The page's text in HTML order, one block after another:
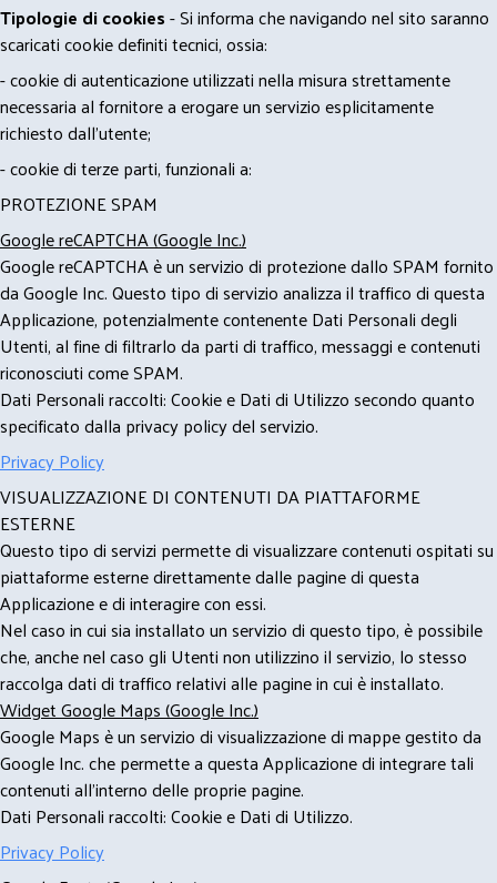
Tipologie di cookies- Si informa che navigando nel sito saranno
scaricati cookie definiti tecnici, ossia:
- cookie di autenticazione utilizzati nella misura strettamente
necessaria al fornitore a erogare un servizio esplicitamente
richiesto dall'utente;
- cookie di terze parti, funzionali a:
PROTEZIONE SPAM
Google reCAPTCHA (Google Inc.)
Google reCAPTCHA è un servizio di protezione dallo SPAM fornito
da Google Inc. Questo tipo di servizio analizza il traffico di questa
Applicazione, potenzialmente contenente Dati Personali degli
Utenti, al fine di filtrarlo da parti di traffico, messaggi e contenuti
riconosciuti come SPAM.
Dati Personali raccolti: Cookie e Dati di Utilizzo secondo quanto
specificato dalla privacy policy del servizio.
Privacy Policy
VISUALIZZAZIONE DI CONTENUTI DA PIATTAFORME
ESTERNE
Questo tipo di servizi permette di visualizzare contenuti ospitati su
piattaforme esterne direttamente dalle pagine di questa
Applicazione e di interagire con essi.
Nel caso in cui sia installato un servizio di questo tipo, è possibile
che, anche nel caso gli Utenti non utilizzino il servizio, lo stesso
raccolga dati di traffico relativi alle pagine in cui è installato.
Widget Google Maps (Google Inc.)
Google Maps è un servizio di visualizzazione di mappe gestito da
Google Inc. che permette a questa Applicazione di integrare tali
contenuti all'interno delle proprie pagine.
Dati Personali raccolti: Cookie e Dati di Utilizzo.
Privacy Policy